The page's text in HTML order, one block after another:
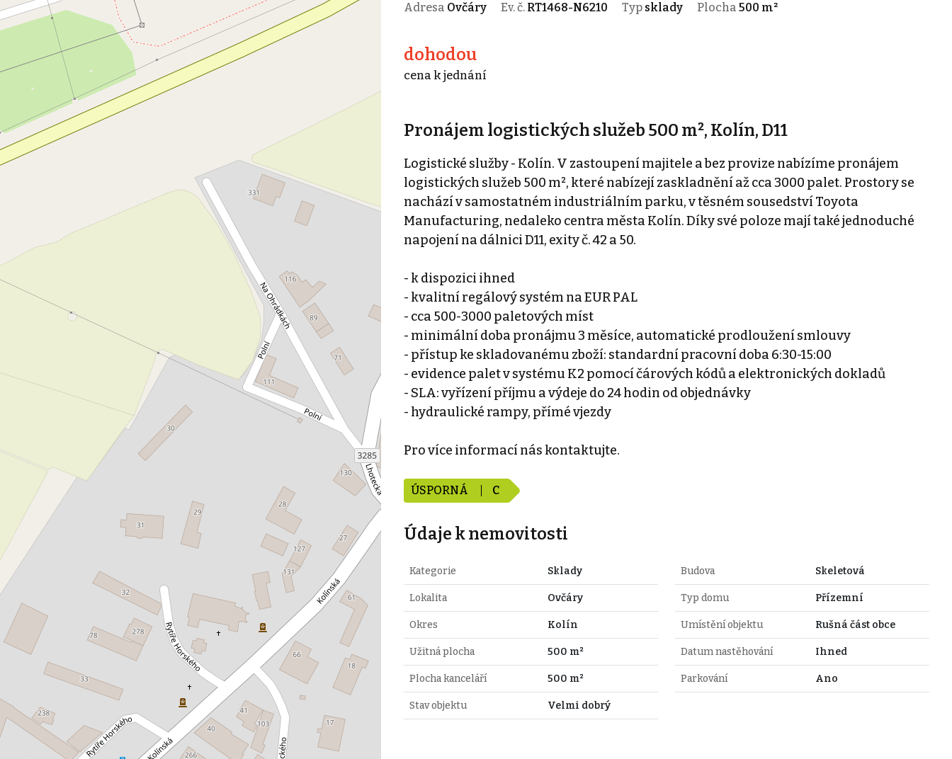
Adresa Ovčáry Ev. č. RT1468-N6210 Typ sklady Plocha 500 m²
dohodou
cena k jednání
Pronájem logistických služeb 500 m², Kolín, D11
Logistické služby - Kolín. V zastoupení majitele a bez provize nabízíme pronájem
logistických služeb 500 m², které nabízejí zaskladnění až cca 3000 palet. Prostory se
nachází v samostatném industriálním parku, v těsném sousedství Toyota
Manufacturing, nedaleko centra města Kolín. Díky své poloze mají také jednoduché
napojení na dálnici D11, exity č. 42 a 50.
- k dispozici ihned
- kvalitní regálový systém na EUR PAL
- cca 500-3000 paletových míst
- minimální doba pronájmu 3 měsíce, automatické prodloužení smlouvy
- přístup ke skladovanému zboží: standardní pracovní doba 6:30-15:00
- evidence palet v systému K2 pomocí čárových kódů a elektronických dokladů
- SLA: vyřízení příjmu a výdeje do 24 hodin od objednávky
- hydraulické rampy, přímé vjezdy
Pro více informací nás kontaktujte.
ÚSPORNÁ C
Údaje k nemovitosti
Kategorie Sklady
Lokalita Ovčáry
Okres Kolín
Užitná plocha 500 m²
Plocha kanceláří 500 m²
Stav objektu Velmi dobrý
Budova Skeletová
Typ domu Přízemní
Umístění objektu Rušná část obce
Datum nastěhování Ihned
Parkování Ano